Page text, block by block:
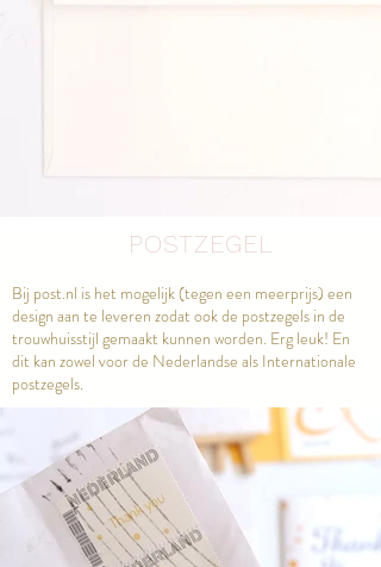
POSTZEGEL
Bij post.nl is het mogelijk (tegen een meerprijs) een
design aan te leveren zodat ook de postzegels in de
trouwhuisstijl gemaakt kunnen worden. Erg leuk! En
dit kan zowel voor de Nederlandse als Internationale
postzegels.